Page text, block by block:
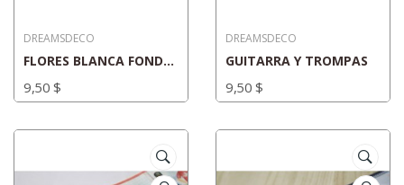
DREAMSDECO
FLORES BLANCA FONDO VINO_CN001
9,50 $
DREAMSDECO
GUITARRA Y TROMPAS
9,50 $